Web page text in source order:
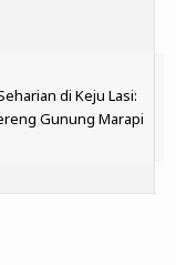
di Keju Lasi:
Gunung Marapi